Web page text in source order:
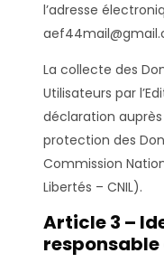
l’adresse
La collecte des
Utilisateurs par
déclaration
protection des
Commission
Libertés – CNIL).
Article 3 –